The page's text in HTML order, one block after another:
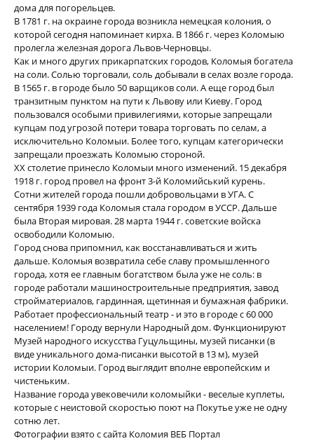
дома для погорельцев.
В 1781 г. на окраине города возникла немецкая колония, о
которой сегодня напоминает кирха. В 1866 г. через Коломыю
пролегла железная дорога Львов-Черновцы.
Как и много других прикарпатских городов, Коломыя богатела
на соли. Солью торговали, соль добывали в селах возле города.
В 1565 г. в городе было 50 варщиков соли. А еще город был
транзитным пунктом на пути к Львову или Киеву. Город
пользовался особыми привилегиями, которые запрещали
купцам под угрозой потери товара торговать по селам, а
исключительно Коломыи. Более того, купцам категорически
запрещали проезжать Коломыю стороной.
ХХ столетие принесло Коломыи много изменений. 15 декабря
1918 г. город провел на фронт 3-й Коломийський курень.
Сотни жителей города пошли добровольцами в УГА. С
сентября 1939 года Коломыя стала городом в УССР. Дальше
была Вторая мировая. 28 марта 1944 г. советские войска
освободили Коломыю.
Город снова припомнил, как восстанавливаться и жить
дальше. Коломыя возвратила себе славу промышленного
города, хотя ее главным богатством была уже не соль: в
городе работали машиностроительные предприятия, завод
стройматериалов, гардинная, щетинная и бумажная фабрики.
Работает профессиональный театр - и это в городе с 60 000
населением! Городу вернули Народный дом. Функционируют
Музей народного искусства Гуцульщины, музей писанки (в
виде уникального дома-писанки высотой в 13 м), музей
истории Коломыи. Город выглядит вполне европейским и
чистеньким.
Название города увековечили коломыйки - веселые куплеты,
которые с неистовой скоростью поют на Покутье уже не одну
сотню лет.
Фотографии взято с сайта Коломия ВЕБ Портал